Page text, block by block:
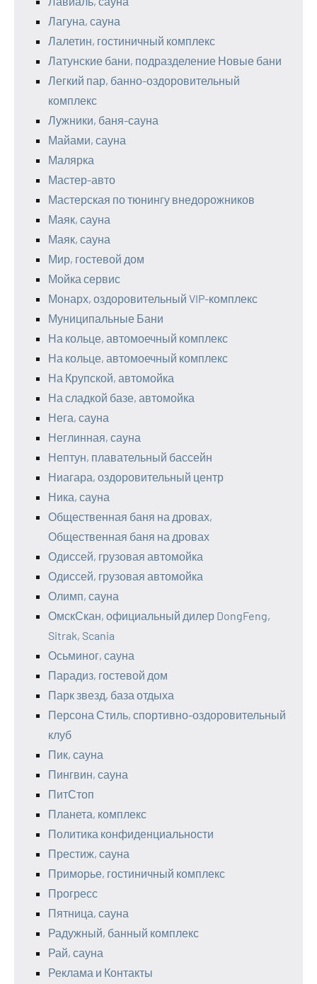
Лагуна, сауна
Лалетин, гостиничный комплекс
Латунские бани, подразделение Новые бани
Легкий пар, банно-оздоровительный
комплекс
Лужники, баня-сауна
Майами, сауна
Малярка
Мастер-авто
Мастерская по тюнингу внедорожников
Маяк, сауна
Маяк, сауна
Мир, гостевой дом
Мойка сервис
Монарх, оздоровительный VIP-комплекс
Муниципальные Бани
На кольце, автомоечный комплекс
На кольце, автомоечный комплекс
На Крупской, автомойка
На сладкой базе, автомойка
Нега, сауна
Неглинная, сауна
Нептун, плавательный бассейн
Ниагара, оздоровительный центр
Ника, сауна
Общественная баня на дровах,
Общественная баня на дровах
Одиссей, грузовая автомойка
Одиссей, грузовая автомойка
Олимп, сауна
ОмскСкан, официальный дилер DongFeng,
Sitrak, Scania
Осьминог, сауна
Парадиз, гостевой дом
Парк звезд, база отдыха
Персона Стиль, спортивно-оздоровительный
клуб
Пик, сауна
Пингвин, сауна
ПитСтоп
Планета, комплекс
Политика конфиденциальности
Престиж, сауна
Приморье, гостиничный комплекс
Прогресс
Пятница, сауна
Радужный, банный комплекс
Рай, сауна
Реклама и Контакты